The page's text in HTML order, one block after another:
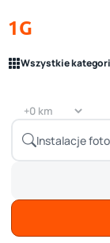
1G
Wszystkie